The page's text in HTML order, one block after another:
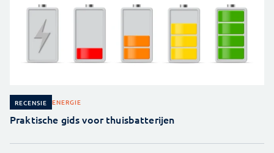
RECENSIE ENERGIE
Praktische gids voor thuisbatterijen